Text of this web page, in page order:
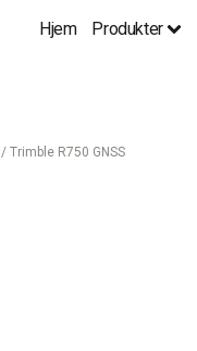
Hjem Produkter
/ Trimble R750 GNSS